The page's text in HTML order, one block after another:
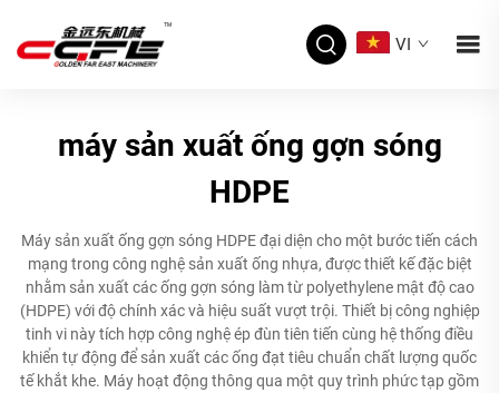
VI
máy sản xuất ống gợn sóng
HDPE
Máy sản xuất ống gợn sóng HDPE đại diện cho một bước tiến cách
mạng trong công nghệ sản xuất ống nhựa, được thiết kế đặc biệt
nhằm sản xuất các ống gợn sóng làm từ polyethylene mật độ cao
(HDPE) với độ chính xác và hiệu suất vượt trội. Thiết bị công nghiệp
tinh vi này tích hợp công nghệ ép đùn tiên tiến cùng hệ thống điều
khiển tự động để sản xuất các ống đạt tiêu chuẩn chất lượng quốc
tế khắt khe. Máy hoạt động thông qua một quy trình phức tạp gồm